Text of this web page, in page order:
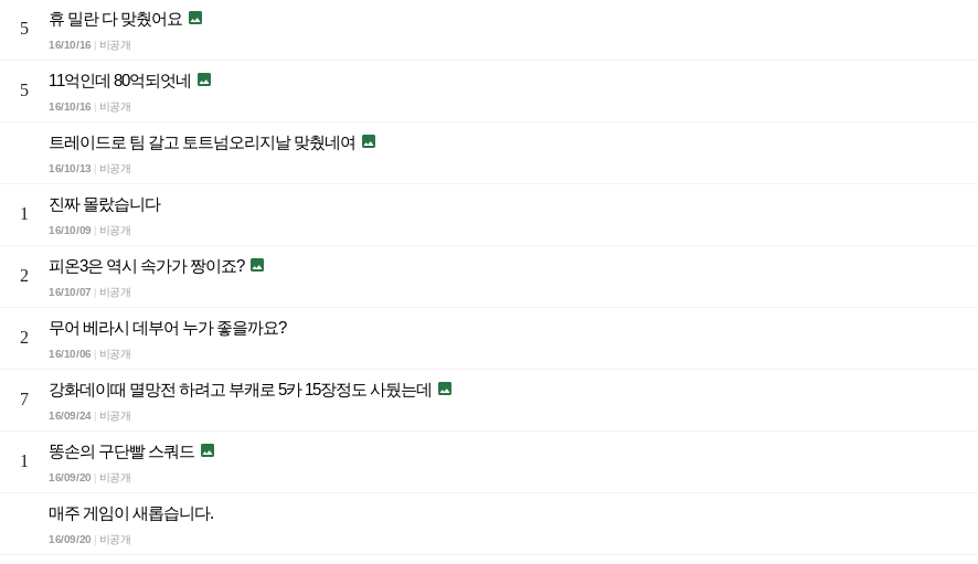
5
휴 밀란 다 맞췄어요 
16/10/16 비공개
5
11억인데 80억되엇네 
16/10/16 비공개
트레이드로 팀 갈고 토트넘오리지날 맞췄네여 
16/10/13 비공개
1
진짜 몰랐습니다
16/10/09 비공개
2
피온3은 역시 속가가 짱이죠? 
16/10/07 비공개
2
무어 베라시 데부어 누가 좋을까요?
16/10/06 비공개
7
강화데이때 멸망전 하려고 부캐로 5카 15장정도 사뒀는데 
16/09/24| 비공개
1
똥손의 구단빨 스쿼드 
16/09/20 비공개
매주 게임이 새롭습니다.
16/09/20 비공개